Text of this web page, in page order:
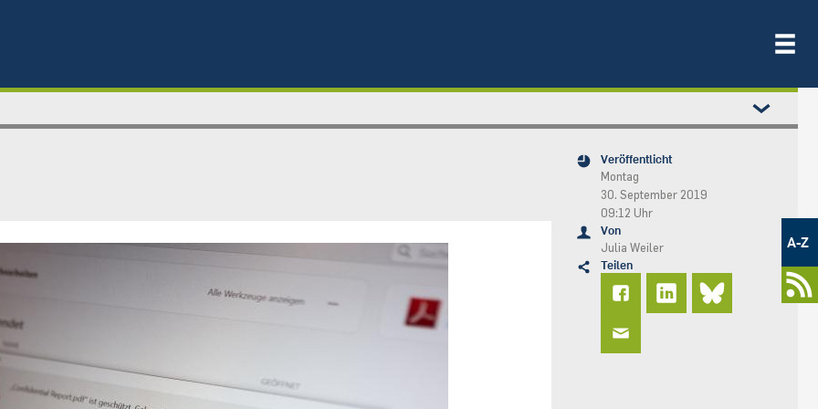
Metamenü
A-Z
Veröffentlicht
Montag
30. September 2019
09:12 Uhr
Von
Julia Weiler
Teilen